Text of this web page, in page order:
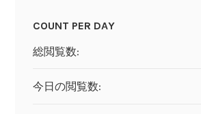
COUNT PER DAY
総閲覧数:
今日の閲覧数: